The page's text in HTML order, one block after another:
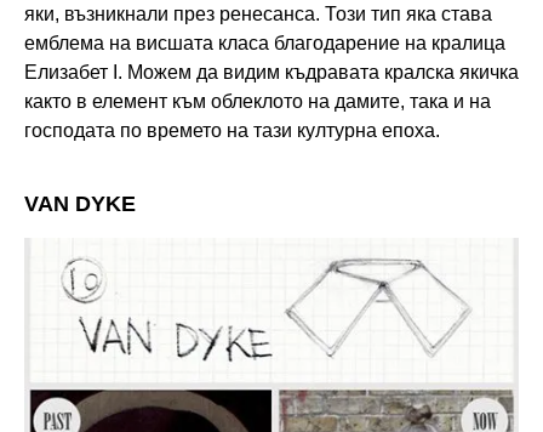
яки, възникнали през ренесанса. Този тип яка става
емблема на висшата класа благодарение на кралица
Елизабет I. Можем да видим къдравата кралска якичка
както в елемент към облеклото на дамите, така и на
господата по времето на тази културна епоха.
VAN DYKE